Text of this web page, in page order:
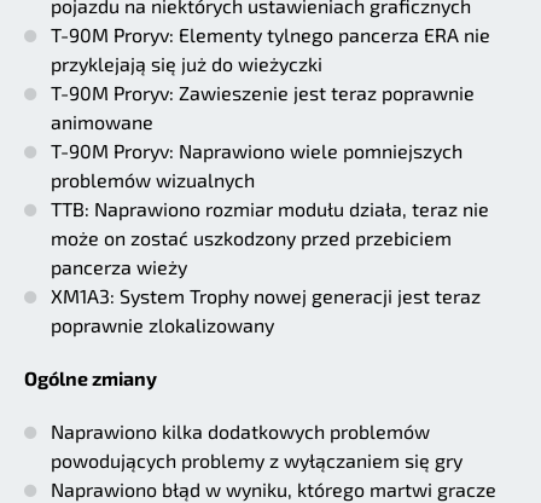
pojazdu na niektórych ustawieniach graficznych
T-90M Proryv: Elementy tylnego pancerza ERA nie
przyklejają się już do wieżyczki
T-90M Proryv: Zawieszenie jest teraz poprawnie
animowane
T-90M Proryv: Naprawiono wiele pomniejszych
problemów wizualnych
TTB: Naprawiono rozmiar modułu działa, teraz nie
może on zostać uszkodzony przed przebiciem
pancerza wieży
XM1A3: System Trophy nowej generacji jest teraz
poprawnie zlokalizowany
Ogólne zmiany
Naprawiono kilka dodatkowych problemów
powodujących problemy z wyłączaniem się gry
Naprawiono błąd w wyniku, którego martwi gracze